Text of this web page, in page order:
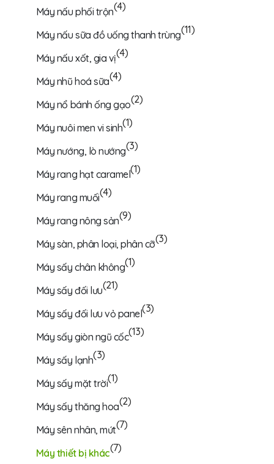
Máy nấu phối trộn(4)
Máy nấu sữa đồ uống thanh trùng(11)
Máy nấu xốt, gia vị(4)
Máy nhũ hoá sữa(4)
Máy nổ bánh ống gạo(2)
Máy nuôi men vi sinh(1)
Máy nướng, lò nướng(3)
Máy rang hạt caramel(1)
Máy rang muối(4)
Máy rang nông sản(9)
Máy sàn, phân loại, phân cỡ(3)
Máy sấy chân không(1)
Máy sấy đối lưu(21)
Máy sấy đối lưu vỏ panel(3)
Máy sấy giòn ngũ cốc(13)
Máy sấy lạnh(3)
Máy sấy mặt trời(1)
Máy sấy thăng hoa(2)
Máy sên nhân, mứt(7)
Máy thiết bị khác(7)